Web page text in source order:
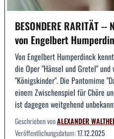
BESONDERE RARITÄT
von Engelbert
Von Engelbert Humperdinck
die Oper "Hänsel und Gretel"
"Königskinder". Die Pantomime
einem Zwischenspiel für Chöre
ist dagegen weitgehend
Geschrieben vonALEXANDER
Veröffentlichungsdatum:17.12.2025